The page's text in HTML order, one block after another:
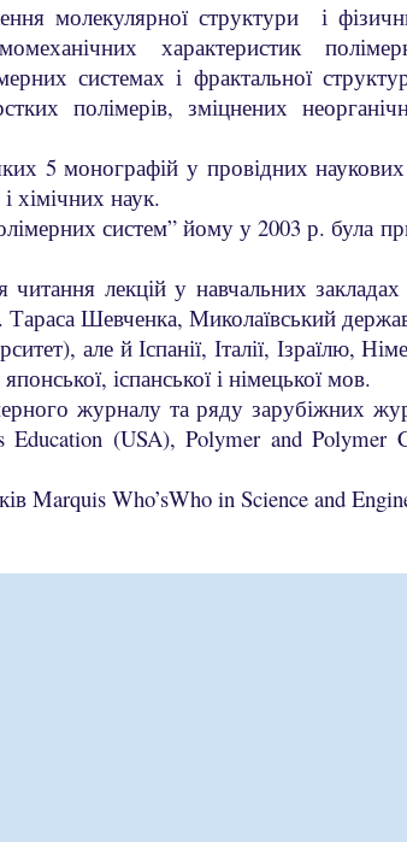
молекулярної структури і
характеристик
системах і фрактальної
полімерів, зміцнених
5 монографій у провідних
хімічних наук.
систем” йому у 2003 р. була
лекцій у навчальних
Тараса Шевченка, Миколаївський
але й Іспанії, Італії, Ізраїлю,
іспанської і німецької мов.
журналу та ряду зарубіжних
(USA), Polymer and Polymer
Marquis Who’sWho in Science and